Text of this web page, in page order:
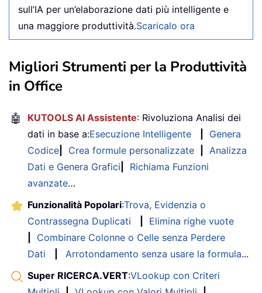
sull’IA per un’elaborazione dati più intelligente e
una maggiore produttività.Scaricalo ora
Migliori Strumenti per la Produttività
in Office
🤖 KUTOOLS AI Assistente: Rivoluziona Analisi dei
dati in base a:Esecuzione Intelligente
Genera
Codice
Crea formule personalizzate
Analizza
Dati e Genera Grafici
Richiama Funzioni
avanzate…
Funzionalità Popolari:Trova, Evidenzia o
Contrassegna Duplicati
Elimina righe vuote
Combinare Colonne o Celle senza Perdere
Dati
Arrotondamento senza usare la formula...
Super RICERCA.VERT:VLookup con Criteri